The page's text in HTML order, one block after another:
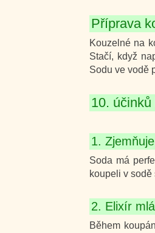
Příprava
Kouzelné na
Stačí, když
Sodu ve vodě
10.
1.
Soda má
koupeli v
2. Elixír
Během